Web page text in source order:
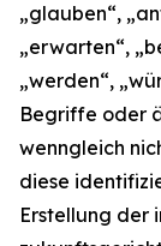
„glauben“,
„erwarten“,
„werden“,
Begriffe oder
wenngleich
diese
Erstellung der